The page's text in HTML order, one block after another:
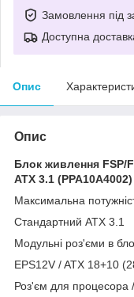
Замовлення під
Доступна
Опис
Опис
Блок живлення FSP/
ATX 3.1 (PPA10A4002)
Максимальна
Стандартний ATX 3.1
Модульні роз'єми в
EPS12V / ATX 18+10
Роз'єм для процесора